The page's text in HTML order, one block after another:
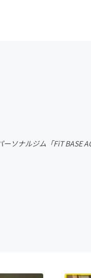
ロジェクト
フ
ソナルジム「FiT BASE